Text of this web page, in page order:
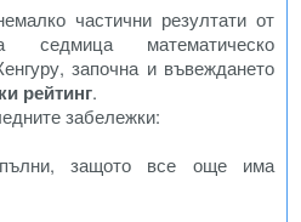
частични резултати от
седмица математическо
започна и въвеждането
рейтинг.
забележки:
защото все още има